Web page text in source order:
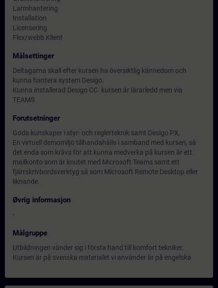
Larmhantering
Installation
Licensering
Flex/webb Klient
Målsettinger
Deltagarna skall efter kursen ha översiktlig kännedom och
kunna hantera system Desigo.
Kunna installerad Desigo CC. kursen är lärarledd men via
TEAMS
Forutsetninger
Goda kunskaper i styr- och reglerteknik samt Desigo PX,
En virtuell demomiljö tillhandahålls i samband med kursen, så
det enda som krävs för att kunna medverka på kursen är ett
mailkonto som är knutet med Microsoft Teams samt ett
fjärrskrivbordsverktyg så som Microsoft Remote Desktop eller
liknande.
Øvrig informasjon
-
Målgruppe
Utbildningen vänder sig i första hand till komfort tekniker,
Kursen är på svenska materialet vi använder är på engelska